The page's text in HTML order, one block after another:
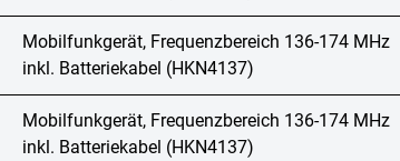
Mobilfunkgerät, Frequenzbereich 136-174 MHz
inkl. Batteriekabel (HKN4137)
Mobilfunkgerät, Frequenzbereich 136-174 MHz
inkl. Batteriekabel (HKN4137)